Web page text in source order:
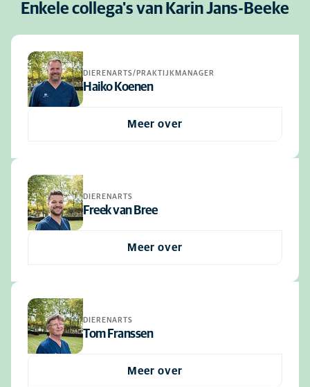
Enkele collega's van Karin Jans-Beeke
DIERENARTS/PRAKTIJKMANAGER
Haiko Koenen
Meer over
DIERENARTS
Freek van Bree
Meer over
DIERENARTS
Tom Franssen
Meer over